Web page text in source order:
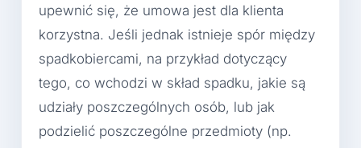
upewnić się, że umowa jest dla klienta
korzystna. Jeśli jednak istnieje spór między
spadkobiercami, na przykład dotyczący
tego, co wchodzi w skład spadku, jakie są
udziały poszczególnych osób, lub jak
podzielić poszczególne przedmioty (np.